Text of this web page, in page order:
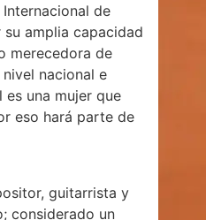
de
amplia capacidad
merecedora de
nacional e
es una mujer que
eso hará parte de
guitarrista y
considerado un